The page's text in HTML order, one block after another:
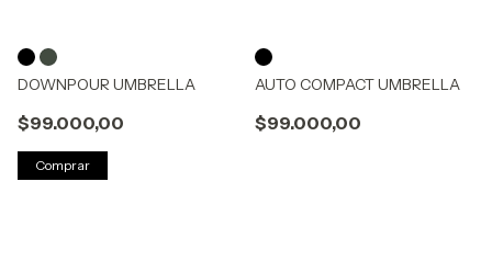
DOWNPOUR UMBRELLA
$99.000,00
Comprar
AUTO COMPACT UMBRELLA
$99.000,00